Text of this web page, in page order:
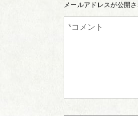
メールアドレスが公開